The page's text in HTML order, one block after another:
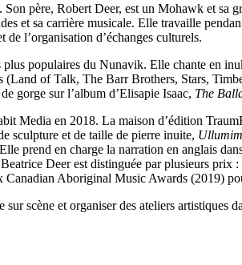
père, Robert Deer, est un Mohawk et sa
et sa carrière musicale. Elle travaille
l’organisation d’échanges culturels.
populaires du Nunavik. Elle chante en
of Talk, The Barr Brothers, Stars,
gorge sur l’album d’Elisapie Isaac, The
Media en 2018. La maison d’édition
sculpture et de taille de pierre inuite,
prend en charge la narration en anglais
Deer est distinguée par plusieurs prix
Aboriginal Music Awards (2019)
scène et organiser des ateliers artistiques